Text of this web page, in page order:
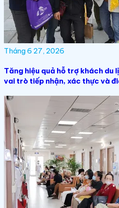
Tháng 6 27, 2026
Tăng hiệu quả hỗ trợ khách du
vai trò tiếp nhận, xác thực và